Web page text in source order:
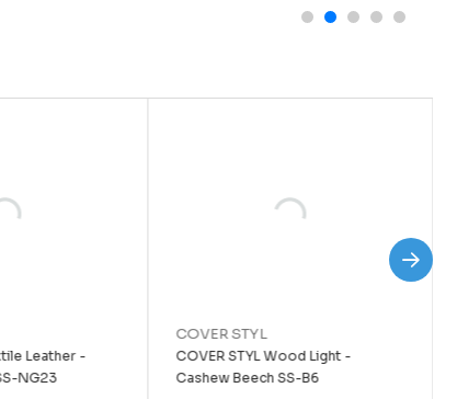
Leather -
NG23
COVER STYL
COVER STYL Wood Light -
Cashew Beech SS-B6